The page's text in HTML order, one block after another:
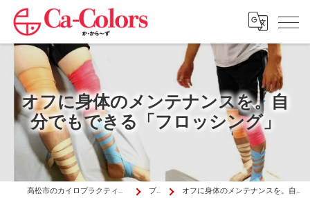
オフに身体のメンテナンスを。自
分でもできる「フロッシング」
高松市のカイロプラクティックはか・から～ず施術院 ブログ オフに身体のメンテナンスを。自分でもできる「フロッシング」